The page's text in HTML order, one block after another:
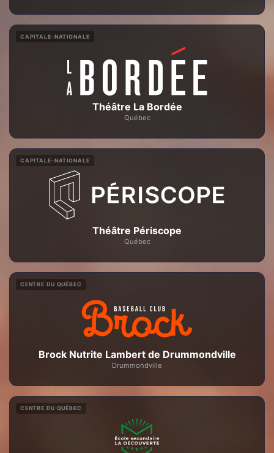
CAPITALE-NATIONALE
Théâtre La Bordée
Québec
CAPITALE-NATIONALE
Théâtre Périscope
Québec
CENTRE DU QUÉBEC
Brock Nutrite Lambert de Drummondville
Drummondville
CENTRE DU QUÉBEC